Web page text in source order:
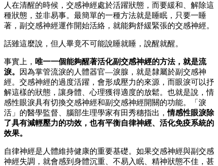
人在清醒的時候，交感神經處於活躍狀態，而要緩和、解除這
種狀態，並非易事。最簡單的一種方法就是睡眠，只要一睡
著，副交感神經運作開始活絡，就能夠舒緩緊張的交感神經。
話雖這麼說，但人畢竟不可能說睡就睡，說醒就醒。
事實上， 唯一一個能夠醒著活化副交感神經的方法，就是流
淚。
因為掌管流淚的人體器官―淚腺，就是隸屬於副交感神
經。交感神經的過度活躍，會形成壓力的來源，而眼淚可以抒
解這樣的狀態，讓身體、心理獲得適度的放鬆。也就是說，情
感性眼淚具有切換交感神經和副交感神經開關的功能。「淚
活」的醫學監督、腦部生理學家有田秀穗指出，情感性眼淚除
了具有減輕壓力的功效，也有平衡自律神經、活化免疫系統的
效果。
自律神經是人體維持健康的重要基礎。如果交感神經與副交感
神經失調，就會感到身體沉重、不易入眠、精神狀態不佳，甚